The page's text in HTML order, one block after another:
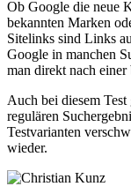
Ob Google die neue
bekannten Marken
Sitelinks sind Links
Google in manchen
man direkt nach
Auch bei diesem
regulären
Testvarianten
wieder.